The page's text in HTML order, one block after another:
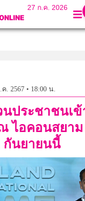
27 ก.ค. 2026
ค. 2567 • 18:00 น.
ประชาชนเข้
ไอคอนสยา
กันยายนนี้